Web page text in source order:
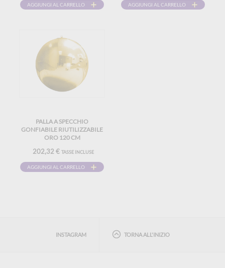
AGGIUNGI AL CARRELLO AGGIUNGI AL CARRELLO
PALLA A SPECCHIO
GONFIABILE RIUTILIZZABILE
ORO 120 CM
202,32 € TASSE INCLUSE
AGGIUNGI AL CARRELLO
INSTAGRAM TORNA ALL'INIZIO